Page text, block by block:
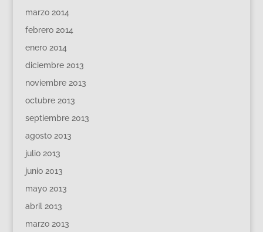
marzo 2014
febrero 2014
enero 2014
diciembre 2013
noviembre 2013
octubre 2013
septiembre 2013
agosto 2013
julio 2013
junio 2013
mayo 2013
abril 2013
marzo 2013